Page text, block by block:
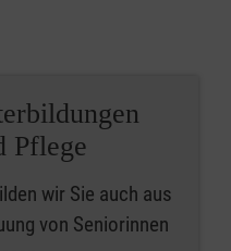
Pflege
wir Sie auch aus
von Seniorinnen